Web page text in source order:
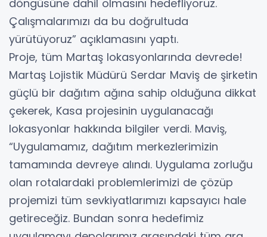
döngüsüne dahil olmasını hedefliyoruz.
Çalışmalarımızı da bu doğrultuda
yürütüyoruz” açıklamasını yaptı.
Proje, tüm Martaş lokasyonlarında devrede!
Martaş Lojistik Müdürü Serdar Maviş de şirketin
güçlü bir dağıtım ağına sahip olduğuna dikkat
çekerek, Kasa projesinin uygulanacağı
lokasyonlar hakkında bilgiler verdi. Maviş,
“Uygulamamız, dağıtım merkezlerimizin
tamamında devreye alındı. Uygulama zorluğu
olan rotalardaki problemlerimizi de çözüp
projemizi tüm sevkiyatlarımızı kapsayıcı hale
getireceğiz. Bundan sonra hedefimiz